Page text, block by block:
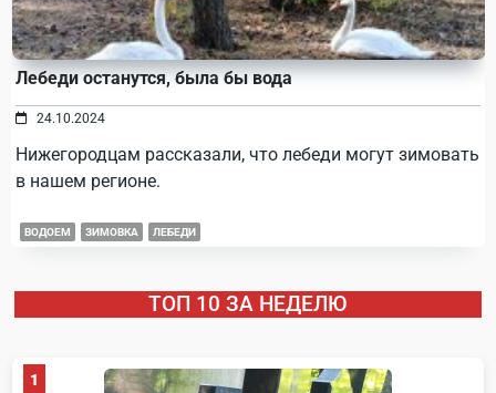
Лебеди останутся, была бы вода
24.10.2024
Нижегородцам рассказали, что лебеди могут зимовать
в нашем регионе.
ВОДОЕМ ЗИМОВКА ЛЕБЕДИ
ТОП 10 ЗА НЕДЕЛЮ